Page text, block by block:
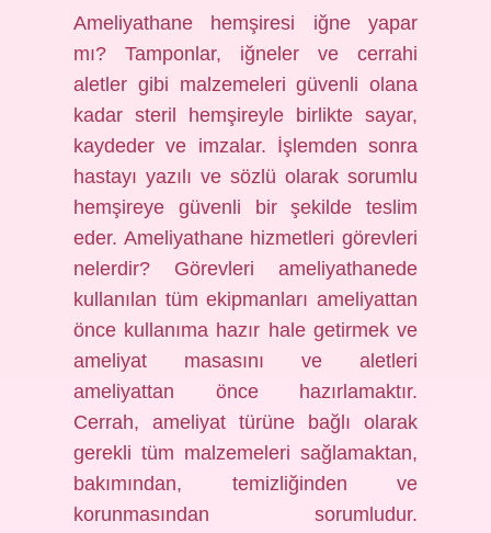
Ameliyathane hemşiresi iğne yapar
mı? Tamponlar, iğneler ve cerrahi
aletler gibi malzemeleri güvenli olana
kadar steril hemşireyle birlikte sayar,
kaydeder ve imzalar. İşlemden sonra
hastayı yazılı ve sözlü olarak sorumlu
hemşireye güvenli bir şekilde teslim
eder. Ameliyathane hizmetleri görevleri
nelerdir? Görevleri ameliyathanede
kullanılan tüm ekipmanları ameliyattan
önce kullanıma hazır hale getirmek ve
ameliyat masasını ve aletleri
ameliyattan önce hazırlamaktır.
Cerrah, ameliyat türüne bağlı olarak
gerekli tüm malzemeleri sağlamaktan,
bakımından, temizliğinden ve
korunmasından sorumludur.